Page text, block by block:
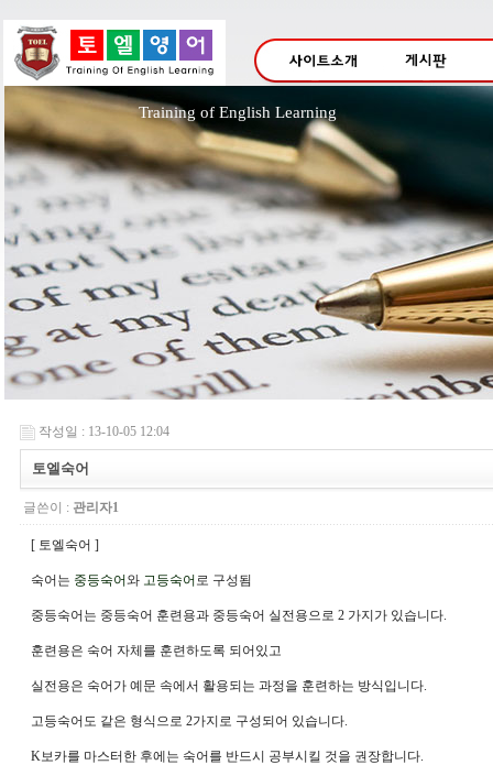
Training of English Learning 초등
작성일 : 13-10-05 12:04
토엘숙어
글쓴이 : 관리자1
[ 토엘숙어 ]
숙어는 중등숙어와 고등숙어 로 구성됨
중등숙어는 중등숙어 훈련용과 중등숙어 실전용으로 2 가지가 있습니다.
훈련용은 숙어 자체를 훈련하도록 되어있고
실전용은 숙어가 예문 속에서 활용되는 과정을 훈련하는 방식입니다.
고등숙어도 같은 형식으로 2가지로 구성되어 있습니다.
K보카를 마스터한 후에는 숙어를 반드시 공부시킬 것을 권장합니다.